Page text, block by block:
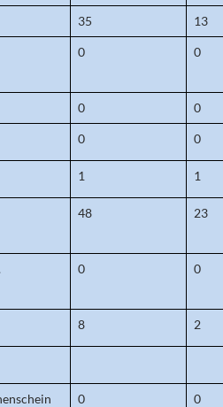
35 13
0 0
0 0
0 0
1 1
48 23
0 0
8 2
0 0